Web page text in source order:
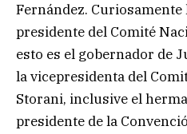
Fernández.
presidente del Comité
esto es el gobernador de
la vicepresidenta del
Storani, inclusive el
presidente de la